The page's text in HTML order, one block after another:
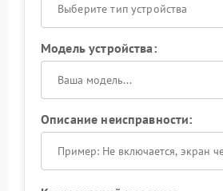
Выберите тип устройства
Модель устройства:
Описание неисправности: